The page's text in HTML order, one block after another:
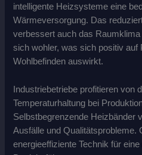
intelligente Heizsysteme eine
Wärmeversorgung. Das
verbessert auch das
sich wohler, was sich positiv auf
Wohlbefinden auswirkt.
Industriebetriebe profitieren von
Temperaturhaltung bei
Selbstbegrenzende Heizbänder
Ausfälle und Qualitätsprobleme.
energieeffiziente Technik für